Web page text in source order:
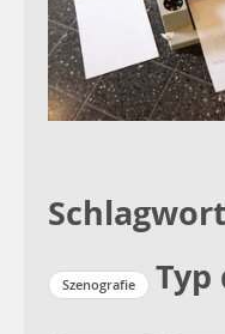
Szenografie Typ